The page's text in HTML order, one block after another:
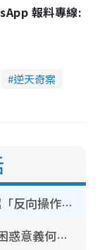
報料專線:
逆天奇案
WhatsApp預設貼圖點刪？揭1招「反向操作」還原簡潔介面 附3步實測教學
香港山邊鐵閘邊門大開？內地客困惑意義何在！網民神回覆：呢種叫法理性防禦